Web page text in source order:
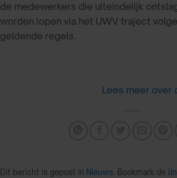
de medewerkers die uiteindelijk
worden lopen via het UWV traject
geldende regels.
Lees meer over
Dit bericht is gepost in Nieuws . Bookmark de